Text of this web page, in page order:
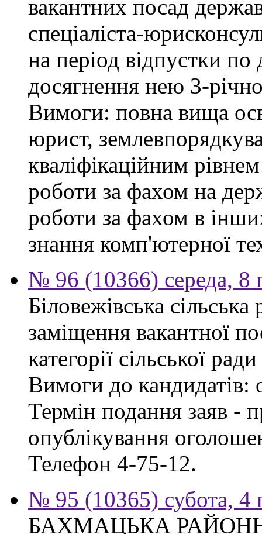
вакантних посад
спеціаліста-
на період відпустки
досягнення нею 3-
Вимоги: повна вища
юрист,
кваліфікаційним
роботи за фахом на
роботи за фахом в
знання комп'ютерної
№ 96 (10366) середа, 8
Біловежівська
заміщення вакантної
категорії сільської
Вимоги до кандидатів:
Термін подання заяв -
опублікування
Телефон 4-75-12.
№ 95 (10365) субота, 4
БАХМАЦЬКА